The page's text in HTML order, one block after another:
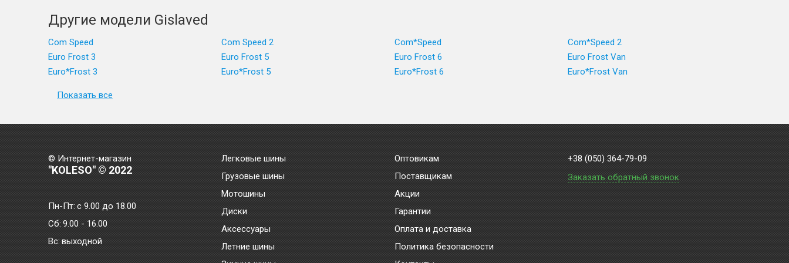
Другие модели Gislaved
Com Speed Com Speed 2 Com*Speed
Com*Speed 2
Euro Frost 3
Euro Frost 5 Euro Frost 6
Euro Frost Van
Euro*Frost 3
Euro*Frost 5 Euro*Frost 6 Euro*Frost Van
Показать все
© Интернет-магазин
"KOLESO" © 2022
Пн-Пт:с 9.00 до 18.00
Сб: 9.00 - 16.00
Bc: выходной
Легковые шины
Грузовые шины
Мотошины
Диски
Аксессуары
Летние шины
Оптовикам
Поставщикам
Акции
Гарантии
Оплата и доставка
Политика безопасности
+38 (050) 364-79-09
Заказать обратный звонок